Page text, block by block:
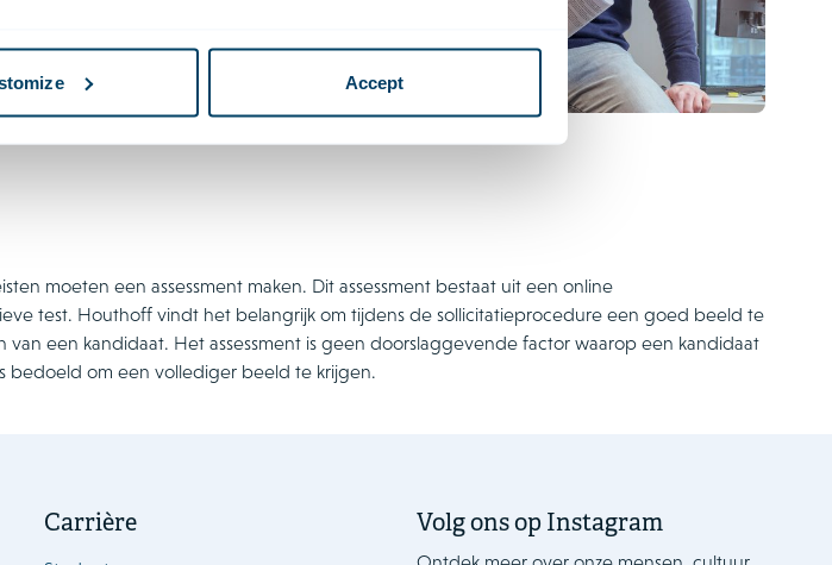
Accept
moeten een assessment maken. Dit assessment bestaat uit een online
test. Houthoff vindt het belangrijk om tijdens de sollicitatieprocedure een goed beeld te
een kandidaat. Het assessment is geen doorslaggevende factor waarop een kandidaat
bedoeld om een vollediger beeld te krijgen.
Carrière Volg ons op Instagram